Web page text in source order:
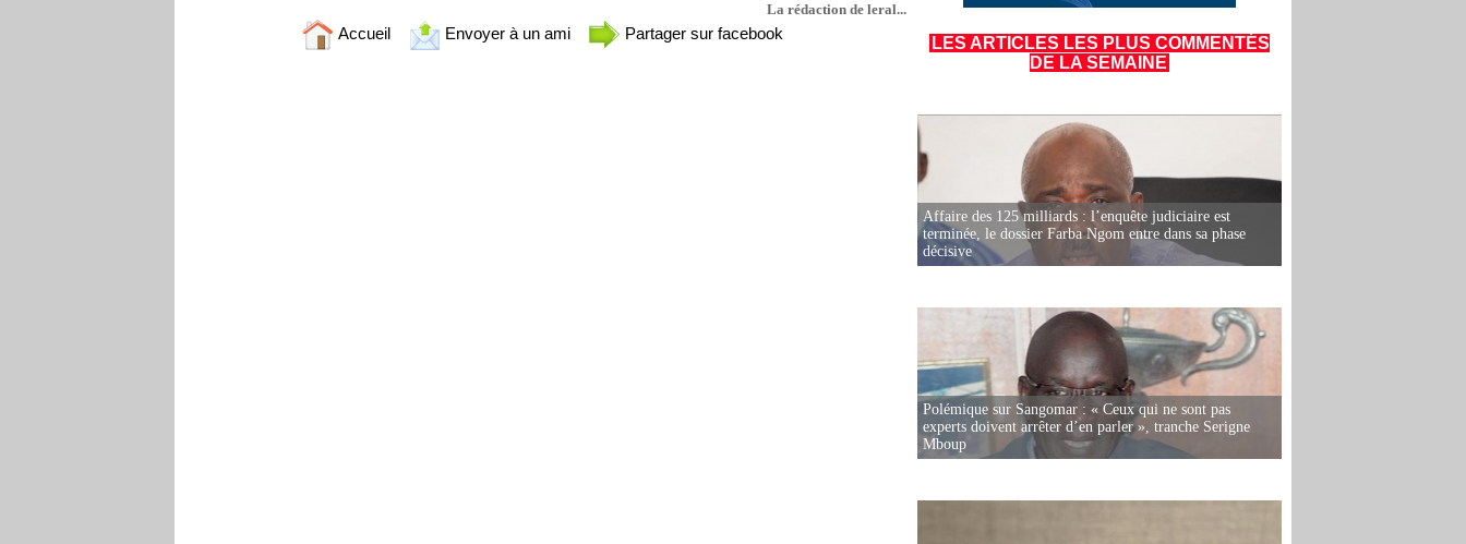
La rédaction de leral...
Accueil Envoyer à un ami Partager sur facebook
LES ARTICLES LES PLUS COMMENTÉS
DE LA SEMAINE
Affaire des 125 milliards : l’enquête judiciaire est
terminée, le dossier Farba Ngom entre dans sa phase
décisive
Polémique sur Sangomar : « Ceux qui ne sont pas
experts doivent arrêter d’en parler », tranche Serigne
Mboup